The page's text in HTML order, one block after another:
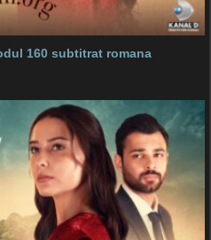
160 subtitrat romana